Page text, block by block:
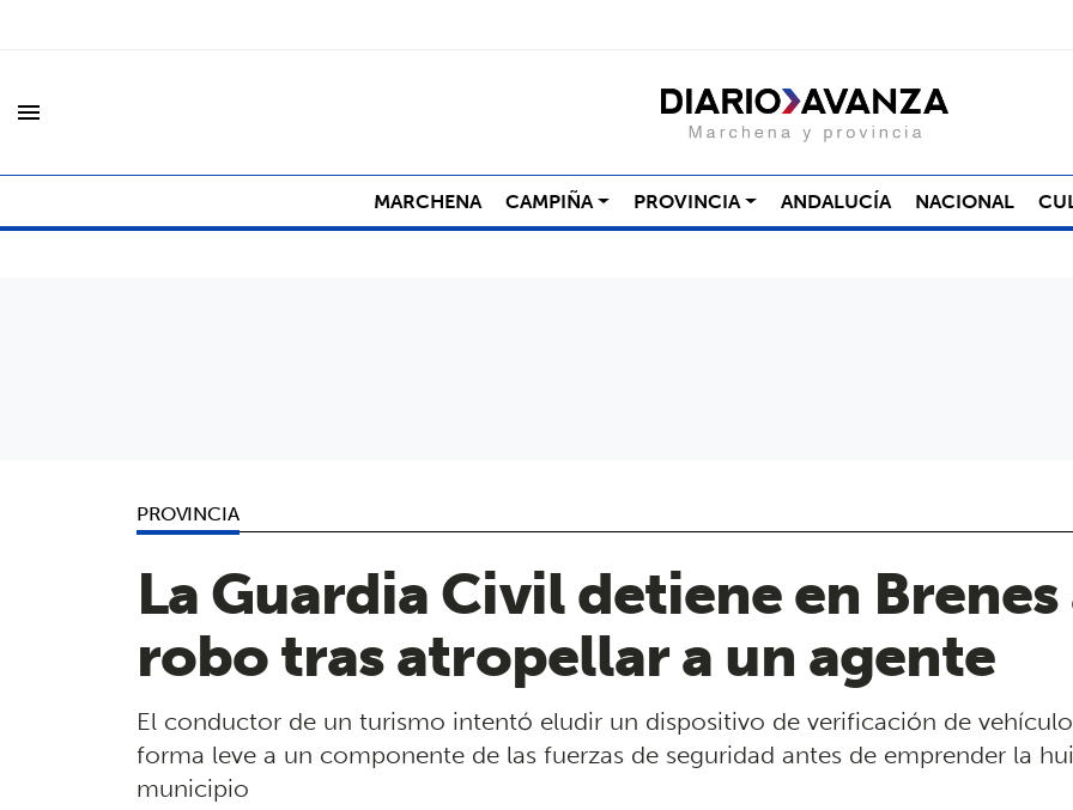
menu
MARCHENA CAMPIÑA PROVINCIA ANDALUCÍA NACIONAL
PROVINCIA
La Guardia Civil detiene en
robo tras atropellar a un agente
El conductor de un turismo intentó eludir un dispositivo de verificación de
forma leve a un componente de las fuerzas de seguridad antes de emprender la
municipio